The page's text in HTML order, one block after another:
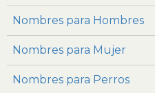
Nombres para Hombres
Nombres para Mujer
Nombres para Perros